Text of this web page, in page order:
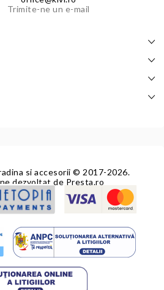
Trimite-ne un e-mail
si accesorii © 2017-2026.
dezvoltat de Presta.ro